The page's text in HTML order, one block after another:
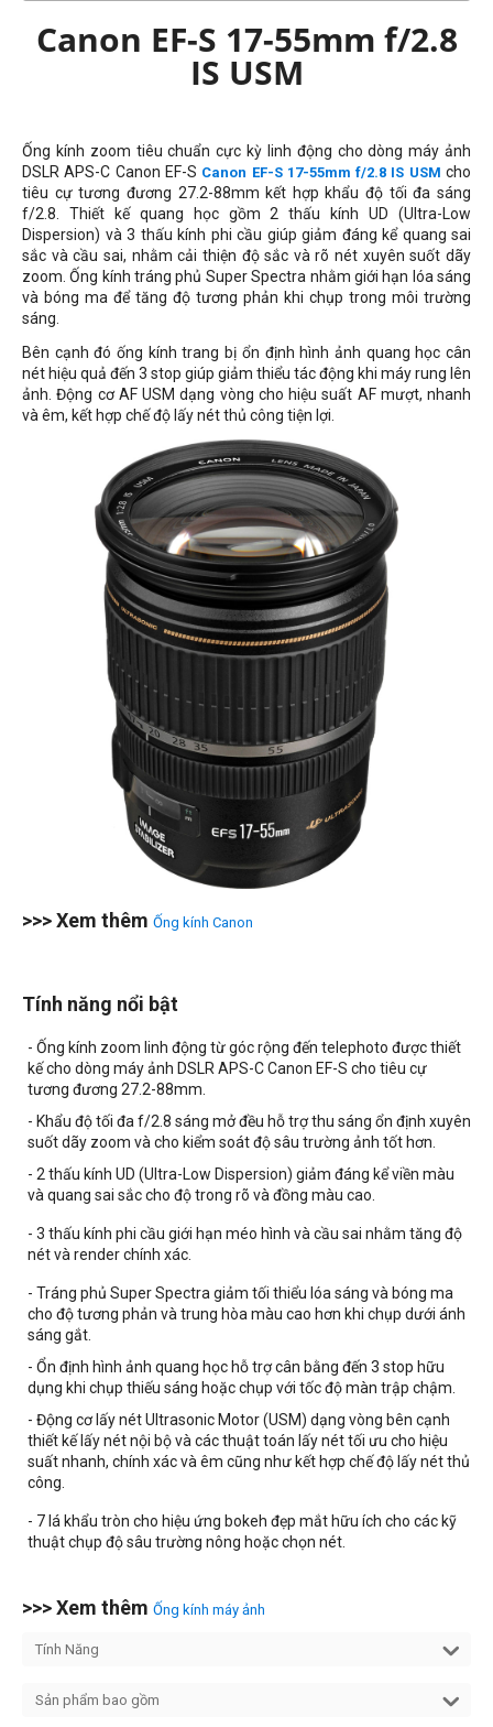
Canon EF-S 17-55mm f/2.8
IS USM
Ống kính zoom tiêu chuẩn cực kỳ linh động cho dòng máy ảnh
DSLR APS-C Canon EF-S Canon EF-S 17-55mm f/2.8 IS USM cho
tiêu cự tương đương 27.2-88mm kết hợp khẩu độ tối đa sáng
f/2.8. Thiết kế quang học gồm 2 thấu kính UD (Ultra-Low
Dispersion) và 3 thấu kính phi cầu giúp giảm đáng kể quang sai
sắc và cầu sai, nhằm cải thiện độ sắc và rõ nét xuyên suốt dãy
zoom. Ống kính tráng phủ Super Spectra nhằm giới hạn lóa sáng
và bóng ma để tăng độ tương phản khi chụp trong môi trường
sáng.
Bên cạnh đó ống kính trang bị ổn định hình ảnh quang học cân
nét hiệu quả đến 3 stop giúp giảm thiểu tác động khi máy rung lên
ảnh. Động cơ AF USM dạng vòng cho hiệu suất AF mượt, nhanh
và êm, kết hợp chế độ lấy nét thủ công tiện lợi.
>>> Xem thêm Ống kính Canon
Tính năng nổi bật
- Ống kính zoom linh động từ góc rộng đến telephoto được thiết
kế cho dòng máy ảnh DSLR APS-C Canon EF-S cho tiêu cự
tương đương 27.2-88mm.
- Khẩu độ tối đa f/2.8 sáng mở đều hỗ trợ thu sáng ổn định xuyên
suốt dãy zoom và cho kiểm soát độ sâu trường ảnh tốt hơn.
- 2 thấu kính UD (Ultra-Low Dispersion) giảm đáng kể viền màu
và quang sai sắc cho độ trong rõ và đồng màu cao.
- 3 thấu kính phi cầu giới hạn méo hình và cầu sai nhằm tăng độ
nét và render chính xác.
- Tráng phủ Super Spectra giảm tối thiểu lóa sáng và bóng ma
cho độ tương phản và trung hòa màu cao hơn khi chụp dưới ánh
sáng gắt.
- Ổn định hình ảnh quang học hỗ trợ cân bằng đến 3 stop hữu
dụng khi chụp thiếu sáng hoặc chụp với tốc độ màn trập chậm.
- Động cơ lấy nét Ultrasonic Motor (USM) dạng vòng bên cạnh
thiết kế lấy nét nội bộ và các thuật toán lấy nét tối ưu cho hiệu
suất nhanh, chính xác và êm cũng như kết hợp chế độ lấy nét thủ
công.
- 7 lá khẩu tròn cho hiệu ứng bokeh đẹp mắt hữu ích cho các kỹ
thuật chụp độ sâu trường nông hoặc chọn nét.
>>> Xem thêm Ống kính máy ảnh
Tính Năng
Sản phẩm bao gồm